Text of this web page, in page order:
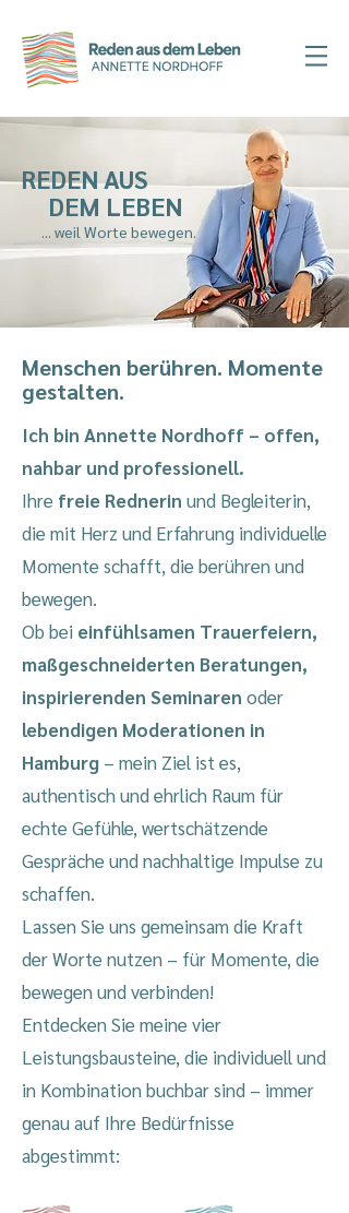
REDEN AUS
DEM LEBEN
... weil Worte bewegen.
Menschen berühren. Momente
gestalten.
Ich bin Annette Nordhoff – offen,
nahbar und professionell.
Ihre freie Rednerin und Begleiterin,
die mit Herz und Erfahrung individuelle
Momente schafft, die berühren und
bewegen.
Ob bei einfühlsamen Trauerfeiern,
maßgeschneiderten Beratungen,
inspirierenden Seminaren oder
lebendigen Moderationen in
Hamburg – mein Ziel ist es,
authentisch und ehrlich Raum für
echte Gefühle, wertschätzende
Gespräche und nachhaltige Impulse zu
schaffen.
Lassen Sie uns gemeinsam die Kraft
der Worte nutzen – für Momente, die
bewegen und verbinden!
​Entdecken Sie meine vier
Leistungsbausteine, die individuell und
in Kombination buchbarsind – immer
genau auf Ihre Bedürfnisse
abgestimmt: